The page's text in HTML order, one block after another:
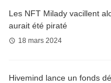
Les NFT Milady vacillent
aurait été piraté
18 mars 2024
Hivemind lance un fonds